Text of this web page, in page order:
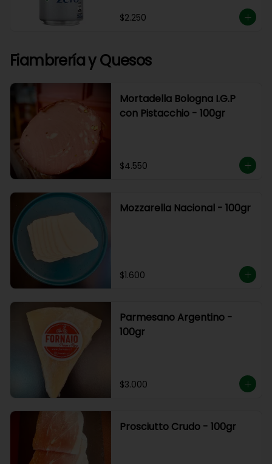
$2.250
Fiambrería y Quesos
Mortadella Bologna I.G.P
con Pistacchio - 100gr
$4.550
Mozzarella Nacional - 100gr
$1.600
Parmesano Argentino -
100gr
$3.000
Prosciutto Crudo - 100gr